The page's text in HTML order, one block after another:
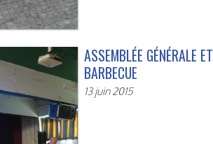
ASSEMBLÉE GÉNÉRALE ET
BARBECUE
13 juin 2015